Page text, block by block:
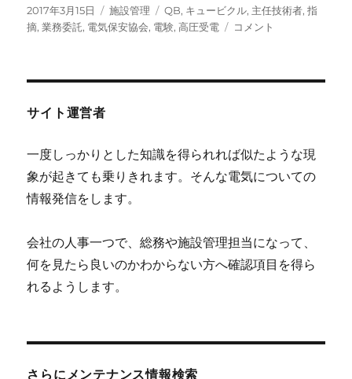
投
稿
2017年3月15日
カ
テ
施設管理
タ
グ
QB, キュービクル, 主任技術者,指
摘,業務委託, 電気保安協会, 電験,高圧受電
な
会
の
と
な
ん
な
コメント
サイト運営者
一度しっかりとした知識を得られれば似たような現
象が起きても乗りきれます。そんな電気についての
情報発信をします。
会社の人事一つで、総務や施設管理担当になって、
何を見たら良いのかわからない方へ確認項目を得ら
れるようします。
さらにメンテナンス情報検索